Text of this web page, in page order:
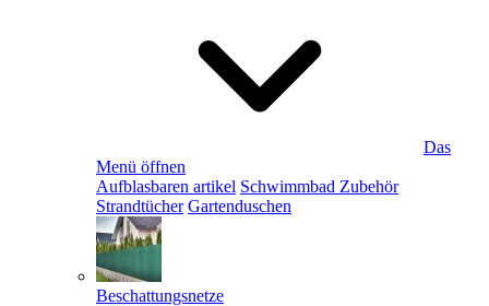
Das
Menü öffnen
Aufblasbaren artikel Schwimmbad Zubehör
Strandtücher Gartenduschen
Beschattungsnetze